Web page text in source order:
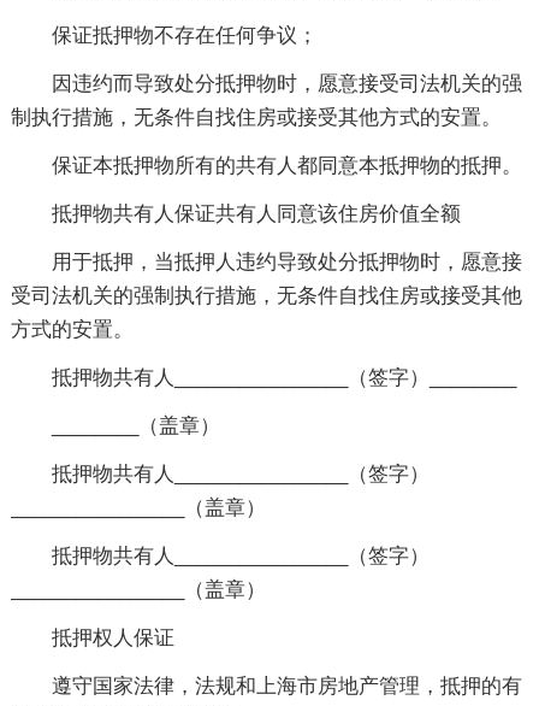
保证抵押物不存在任何争议；
因违约而导致处分抵押物时，愿意接受司法机关的强
制执行措施，无条件自找住房或接受其他方式的安置。
保证本抵押物所有的共有人都同意本抵押物的抵押。
抵押物共有人保证共有人同意该住房价值全额
用于抵押，当抵押人违约导致处分抵押物时，愿意接
受司法机关的强制执行措施，无条件自找住房或接受其他
方式的安置。
抵押物共有人________________（签字）________
________（盖章）
抵押物共有人________________（签字）
________________（盖章）
抵押物共有人________________（签字）
________________（盖章）
抵押权人保证
遵守国家法律，法规和上海市房地产管理，抵押的有